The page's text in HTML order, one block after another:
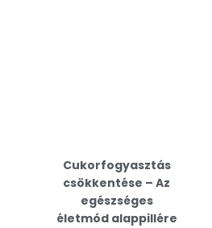
Cukorfogyasztás
csökkentése – Az
egészséges
életmód alappillére